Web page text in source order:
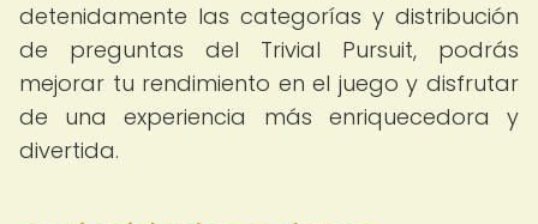
detenidamente las categorías y distribución
de preguntas del Trivial Pursuit, podrás
mejorar tu rendimiento en el juego y disfrutar
de una experiencia más enriquecedora y
divertida.